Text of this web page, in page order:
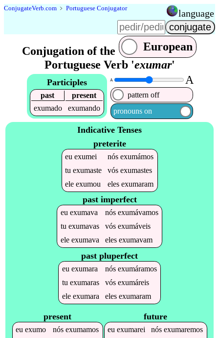
ConjugateVerb.com ﹥ Portuguese Conjugator language
Conjugation of the
European
Portuguese Verb 'exumar'
Participles
past
present
exumado
exumando
A A
pattern off
pronouns on
Indicative Tenses
preterite
euexumei nósexumámos
tuexumaste vósexumastes
eleexumou elesexumaram
past imperfect
eu exumava nós exumávamos
tu exumavas vós exumáveis
ele exumava eles exumavam
past pluperfect
eu exumara nós exumáramos
tu exumaras vós exumáreis
ele exumara eles exumaram
present
euexumo nósexumamos
future
euexumarei nósexumaremos